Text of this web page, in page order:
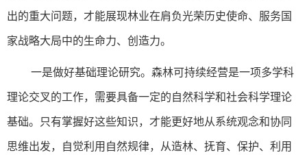
出的重大问题，才能展现林业在肩负光荣历史使命、服务国
家战略大局中的生命力、创造力。
一是做好基础理论研究。森林可持续经营是一项多学科
理论交叉的工作，需要具备一定的自然科学和社会科学理论
基础。只有掌握好这些知识，才能更好地从系统观念和协同
思维出发，自觉利用自然规律，从造林、抚育、保护、利用